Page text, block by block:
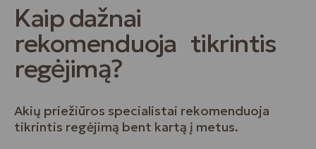
Kaip dažnai
rekomenduoja tikrintis
regėjimą?
Akių priežiūros specialistai rekomenduoja
tikrintis regėjimą bent kartą į metus.